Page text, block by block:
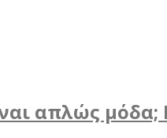
απλώς μόδα;